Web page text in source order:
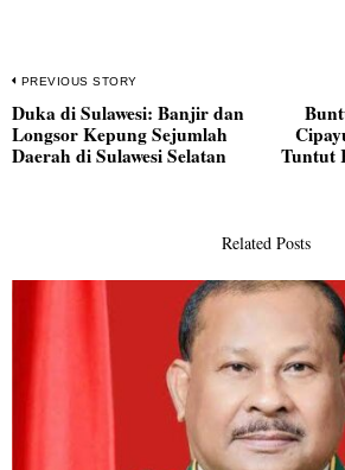
Navigasi
pos
PREVIOUS STORY
Previous
post:
Duka di Sulawesi: Banjir dan
Longsor Kepung Sejumlah
Daerah di Sulawesi Selatan
Tuntut
Related Posts